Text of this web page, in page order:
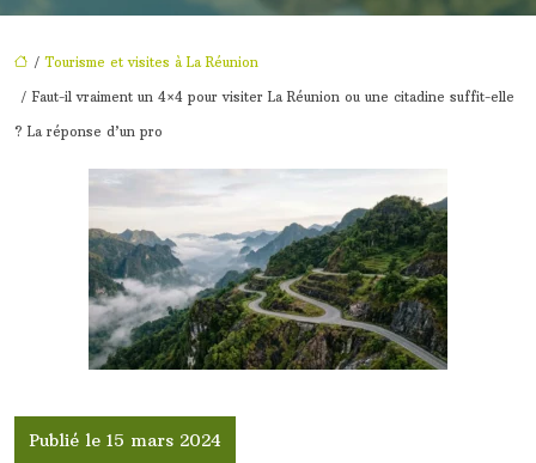
/Tourisme et visites à La Réunion
/ Faut-il vraiment un 4×4 pour visiter La Réunion ou une citadine suffit-elle
? La réponse d’un pro
Publié le 15 mars 2024